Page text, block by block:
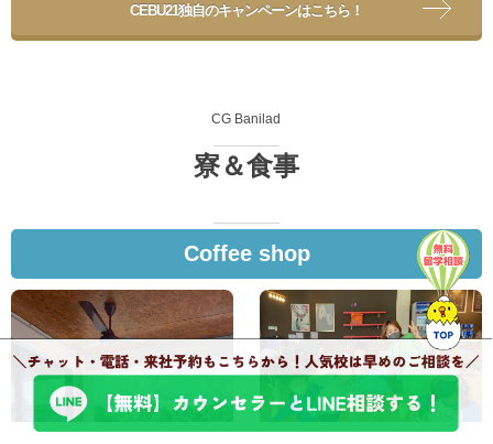
CEBU21独自のキャンペーンはこちら！
CG Banilad
寮＆食事
Coffee shop